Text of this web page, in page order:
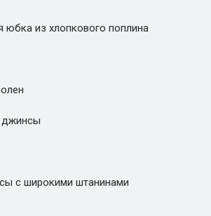
из хлопкового поплина
с широкими штанинами